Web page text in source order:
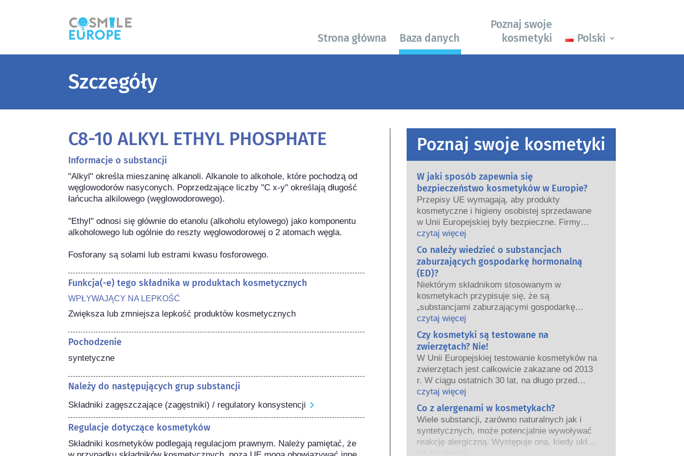
Strona główna Baza danych
Poznaj swoje
kosmetyki
Polski
Szczegóły
C8-10 ALKYL ETHYL PHOSPHATE
Informacje o substancji
"Alkyl" określa mieszaninę alkanoli. Alkanole to alkohole, które pochodzą od
węglowodorów nasyconych. Poprzedzające liczby "C x-y" określają długość
łańcucha alkilowego (węglowodorowego).
"Ethyl" odnosi się głównie do etanolu (alkoholu etylowego) jako komponentu
alkoholowego lub ogólnie do reszty węglowodorowej o 2 atomach węgla.
Fosforany są solami lub estrami kwasu fosforowego.
Funkcja(-e) tego składnika w produktach kosmetycznych
WPŁYWAJĄCY NA LEPKOŚĆ
Zwiększa lub zmniejsza lepkość produktów kosmetycznych
Pochodzenie
syntetyczne
Należy do następujących grup substancji
Składniki zagęszczające (zagęstniki) / regulatory konsystencji
Regulacje dotyczące kosmetyków
Składniki kosmetyków podlegają regulacjom prawnym. Należy pamiętać, że
Poznaj swoje kosmetyki
W jaki sposób zapewnia się
bezpieczeństwo kosmetyków w Europie?
Przepisy UE wymagają, aby produkty
kosmetyczne i higieny osobistej sprzedawane
w Unii Europejskiej były bezpieczne. Firmy
oraz krajowe i europejskie organy regulacyjne
wspólnie ponoszą odpowiedzialność za
bezpieczeństwo produktów kosmetycznych.
czytaj więcej
Co należy wiedzieć o substancjach
zaburzających gospodarkę hormonalną
(ED)?
Niektórym składnikom stosowanym w
kosmetykach przypisuje się, że są
„substancjami zaburzającymi gospodarkę
hormonalną”, ponieważ mogą naśladować
niektóre właściwości naszych hormonów.
Tylko dlatego, że coś może naśladować
hormon, nie oznacza to, że zakłóci prawidłowe
funkcjonowanie układu hormonalnego.
Wiele substancji, w tym te naturalne, naśladuje
hormony. Bardzo niewiele substancji jednak, a
są to głównie leki o silnym działaniu, ma
potwierdzone działanie powodujące zaburzenia
układu hormonalnego.
Rygorystyczne oceny bezpieczeństwa
produktów przeprowadzane przez
wykwalifikowanych ekspertów naukowych, do
czytaj więcej
Czy kosmetyki są testowane na
zwierzętach? Nie!
W Unii Europejskiej testowanie kosmetyków na
zwierzętach jest całkowicie zakazane od 2013
r. W ciągu ostatnich 30 lat, na długo przed
wprowadzeniem zakazu, przemysł
kosmetyczny inwestował w badania i rozwój,
tak aby stworzyć pionierskie alternatywy dla
testowania na zwierzętach w celu oceny
bezpieczeństwa składników i produktów
kosmetycznych.
czytaj więcej
Co z alergenami w kosmetykach?
Wiele substancji, zarówno naturalnych jak i
syntetycznych, może potencjalnie wywoływać
reakcję alergiczną. Występuje ona, kiedy układ
odpornościowy danej osoby zareaguje na
czytaj więcej